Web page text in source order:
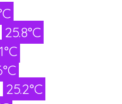
25.8°C
25.2°C